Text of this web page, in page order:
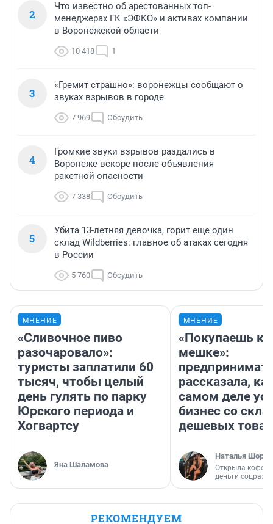
2
Что известно об арестованных топ-
менеджерах ГК «ЭФКО» и активах компании
в Воронежской области
10 418 1
3
«Гремит страшно»: воронежцы сообщают о
звуках взрывов в городе
7 969 Обсудить
4
Громкие звуки взрывов раздались в
Воронеже вскоре после объявления
ракетной опасности
7 338 Обсудить
5
Убита 13-летняя девочка, горит еще один
склад Wildberries: главное об атаках сегодня
в России
5 760 Обсудить
МНЕНИЕ
«Сливочное пиво
разочаровало»:
туристы заплатили 60
тысяч, чтобы целый
день гулять по парку
Юрского периода и
Хогвартсу
Яна Шаламова
МНЕНИЕ
«Покупаешь
мешке»:
рассказала,
самом деле
бизнес со
дешевых
Наталья
Открыла
деньги
РЕКОМЕНДУЕМ